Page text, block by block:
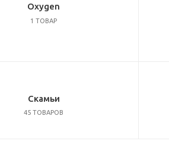
Oxygen
1 ТОВАР
Скамьи
45 ТОВАРОВ